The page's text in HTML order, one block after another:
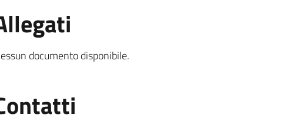
documento disponibile.